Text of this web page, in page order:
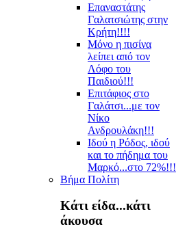
Επαναστάτης
Γαλατσιώτης στην
Κρήτη!!!!
Μόνο η πισίνα
λείπει από τον
Λόφο του
Παιδιού!!!
Επιτάφιος στο
Γαλάτσι...με τον
Νίκο
Ανδρουλάκη!!!
Ιδού η Ρόδος, ιδού
και το πήδημα του
Μαρκό...στο 72%!!!
Βήμα Πολίτη
Κάτι είδα...κάτι
άκουσα